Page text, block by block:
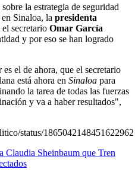
la estrategia de seguridad
Sinaloa, la presidenta
secretario Omar García
y por eso se han logrado
el de ahora, que el secretario
está ahora en Sinaloa para
la tarea de todas las fuerzas
y va a haber resultados",
status/1865042148451622962
Claudia Sheinbaum que Tren